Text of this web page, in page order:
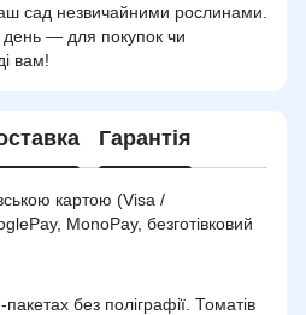
сад незвичайними рослинами.
день — для покупок чи
вам!
Гарантія
картою (Visa /
MonoPay, безготівковий
без поліграфії. Томатів